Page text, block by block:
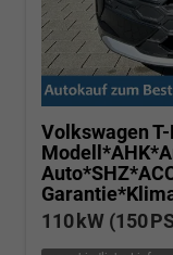
Volkswagen T-
110 kW (150